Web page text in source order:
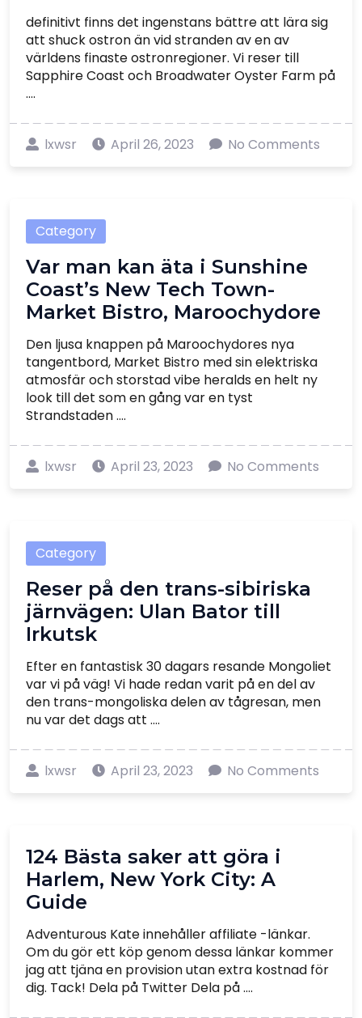
definitivt finns det ingenstans bättre att lära sig
att shuck ostron än vid stranden av en av
världens finaste ostronregioner. Vi reser till
Sapphire Coast och Broadwater Oyster Farm på
....
lxwsr April 26, 2023 No Comments
Category
Var man kan äta i Sunshine
Coast’s New Tech Town-
Market Bistro, Maroochydore
Den ljusa knappen på Maroochydores nya
tangentbord, Market Bistro med sin elektriska
atmosfär och storstad vibe heralds en helt ny
look till det som en gång var en tyst
Strandstaden ....
lxwsr April 23, 2023 No Comments
Category
Reser på den trans-sibiriska
järnvägen: Ulan Bator till
Irkutsk
Efter en fantastisk 30 dagars resande Mongoliet
var vi på väg! Vi hade redan varit på en del av
den trans-mongoliska delen av tågresan, men
nu var det dags att ....
lxwsr April 23, 2023 No Comments
124 Bästa saker att göra i
Harlem, New York City: A
Guide
Adventurous Kate innehåller affiliate -länkar.
Om du gör ett köp genom dessa länkar kommer
jag att tjäna en provision utan extra kostnad för
dig. Tack! Dela på Twitter Dela på ....